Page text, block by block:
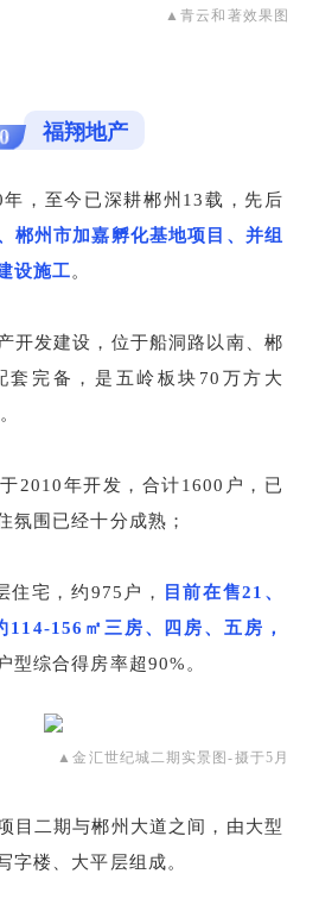
▲青云和著效果图
福翔地产
，至今已深耕郴州13载，先后
郴州市加嘉孵化基地项目、并组
设施工。
开发建设，位于船洞路以南、郴
套完备，是五岭板块70万方大
2010年开发，合计1600户，已
氛围已经十分成熟；
住宅，约975户，
目前在售21、
156㎡三房、四房、五房，
型综合得房率超90%。
▲金汇世纪城二期实景图-摄于5月
目二期与郴州大道之间，由大型
字楼、大平层组成。